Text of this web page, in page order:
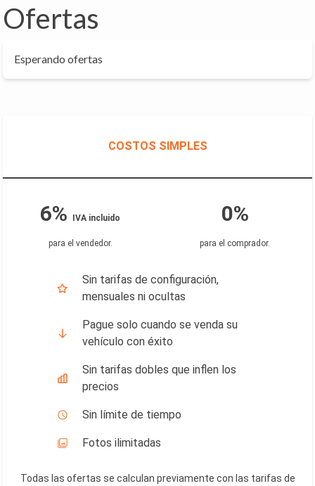
Ofertas
Esperando ofertas
COSTOS SIMPLES
6% IVA incluido 0%
para el vendedor. para el comprador.
Sin tarifas de configuración,
mensuales ni ocultas
Pague solo cuando se venda su
vehículo con éxito
Sin tarifas dobles que inflen los
precios
Sin límite de tiempo
Fotos ilimitadas
Todas las ofertas se calculan previamente con las tarifas de